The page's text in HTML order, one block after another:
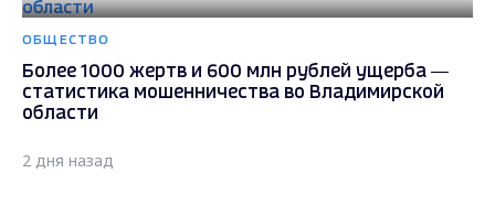
ОБЩЕСТВО
Более 1000 жертв и 600 млн рублей ущерба —
статистика мошенничества во Владимирской
области
2 дня назад